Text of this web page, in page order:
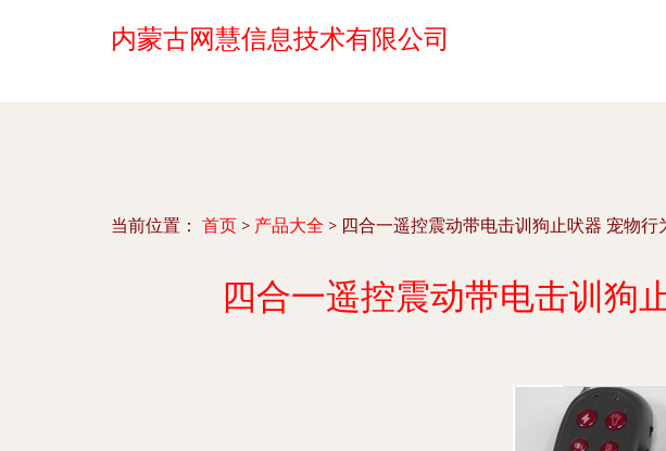
内蒙古网慧信息技术有限公司
当前位置： 首页 > 产品大全 > 四合一遥控震动带电击训狗止吠器 宠物
四合一遥控震动带电击训狗